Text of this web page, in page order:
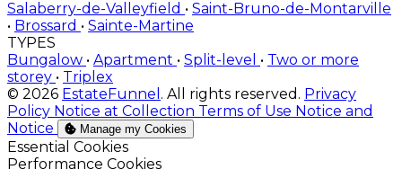
Salaberry-de-Valleyfield • Saint-Bruno-de-Montarville
• Brossard • Sainte-Martine
TYPES
Bungalow • Apartment • Split-level • Two or more
storey • Triplex
© 2026 EstateFunnel . All rights reserved. Privacy
Policy Notice at Collection Terms of Use Notice and
Notice
Manage my Cookies
Enable
Essential Cookies
Enable
Performance Cookies